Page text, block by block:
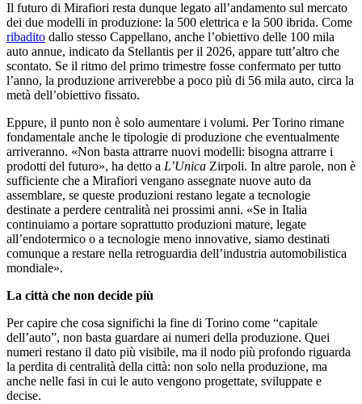
Il futuro di Mirafiori resta dunque legato all’andamento sul mercato
dei due modelli in produzione: la 500 elettrica e la 500 ibrida. Come
ribadito dallo stesso Cappellano, anche l’obiettivo delle 100 mila
auto annue, indicato da Stellantis per il 2026, appare tutt’altro che
scontato. Se il ritmo del primo trimestre fosse confermato per tutto
l’anno, la produzione arriverebbe a poco più di 56 mila auto, circa la
metà dell’obiettivo fissato.
Eppure, il punto non è solo aumentare i volumi. Per Torino rimane
fondamentale anche le tipologie di produzione che eventualmente
arriveranno. «Non basta attrarre nuovi modelli: bisogna attrarre i
prodotti del futuro», ha detto a L’Unica Zirpoli. In altre parole, non è
sufficiente che a Mirafiori vengano assegnate nuove auto da
assemblare, se queste produzioni restano legate a tecnologie
destinate a perdere centralità nei prossimi anni. «Se in Italia
continuiamo a portare soprattutto produzioni mature, legate
all’endotermico o a tecnologie meno innovative, siamo destinati
comunque a restare nella retroguardia dell’industria automobilistica
mondiale».
La città che non decide più
Per capire che cosa significhi la fine di Torino come “capitale
dell’auto”, non basta guardare ai numeri della produzione. Quei
numeri restano il dato più visibile, ma il nodo più profondo riguarda
la perdita di centralità della città: non solo nella produzione, ma
anche nelle fasi in cui le auto vengono progettate, sviluppate e
decise.